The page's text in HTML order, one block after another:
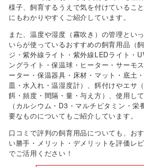
様子、飼育するうえで気を付けているこ
にもわかりやすくご紹介しています。
また、温度や湿度（霧吹き）の管理とい
いらが使っているおすすめの飼育用品（
ジ・紫外線ライト・紫外線LEDライト・
ングライト・保温球・ヒーター・サーモ
ーター・保温器具・床材・マット・底土
皿・水入れ・温湿度計）、餌付けやエサ
餌・頻度・間隔・量・与え方）、使用し
（カルシウム・D3・マルチビタミン・栄
要なものについてもご紹介しています。
口コミで評判の飼育用品についても、お
い勝手・メリット・デメリットを評価レ
でご活用ください！